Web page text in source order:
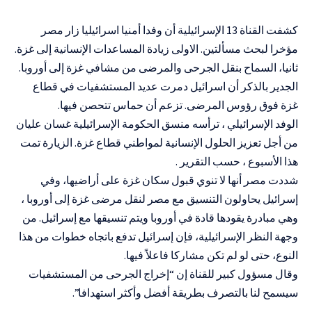
كشفت القناة 13 الإسرائيلية أن وفدا أمنيا اسرائيليا زار مصر
مؤخرا لبحث مسألتين. الاولى زيادة المساعدات الإنسانية إلى غزة.
ثانيا، السماح بنقل الجرحى والمرضى من مشافي غزة إلى أوروبا.
الجدير بالذكر أن اسرائيل دمرت عديد المستشفيات في قطاع
غزة فوق رؤوس المرضى. تزعم أن حماس تتحصن فيها.
الوفد الإسرائيلي ، ترأسه منسق الحكومة الإسرائيلية غسان عليان
من أجل تعزيز الحلول الإنسانية لمواطني قطاع غزة. الزيارة تمت
هذا الأسبوع ، حسب التقرير .
شددت مصر أنها لا تنوي قبول سكان غزة على أراضيها، وفي
إسرائيل يحاولون التنسيق مع مصر لنقل مرضى غزة إلى أوروبا ،
وهي مبادرة يقودها قادة في أوروبا ويتم تنسيقها مع إسرائيل. من
وجهة النظر الإسرائيلية، فإن إسرائيل تدفع باتجاه خطوات من هذا
النوع، حتى لو لم تكن مشاركا فاعلاً فيها.
وقال مسؤول كبير للقناة إن “إخراج الجرحى من المستشفيات
سيسمح لنا بالتصرف بطريقة أفضل وأكثر استهدافا”.